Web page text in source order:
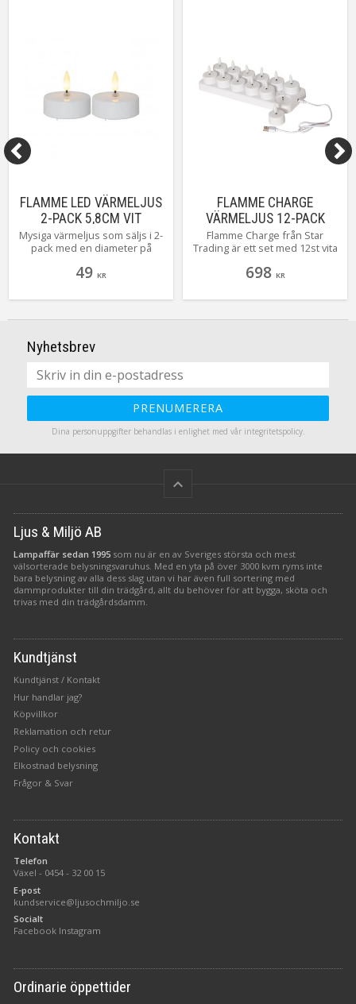
FLAMME LED VÄRMELJUS
2-PACK 5,8CM VIT
Mysiga värmeljus som säljs i 2-
pack med en diameter på
varmvitt sken i som matchar
serien och har inbyggd timer.
49 KR
FLAMME CHARGE
VÄRMELJUS 12-PACK
28,5CM
Flamme Charge från Star
Trading är ett set med 12st vita
uppladdningsbara. Den
har även en medföljande 80cm
som enkelt går att kopplas in i
batterierna har
överladdningsskydd så Låt EJ
ljusen ladda längre än 5 timmar
max!
698 KR
Nyhetsbrev
PRENUMERERA
Dina personuppgifter behandlas i enlighet med vår integritetspolicy.
keyboard_arrow_up
Ljus & Miljö AB
Lampaffär sedan 1995 som nu är en av Sveriges största och mest
välsorterade belysningsvaruhus. Med en yta på över 3000 kvm ryms inte
bara belysning av alla dess slag utan vi har även full sortering med
dammprodukter till din trädgård, allt du behöver för att bygga, sköta och
trivas med din trädgårdsdamm.
Kundtjänst
Kundtjänst / Kontakt
Hur handlar jag?
Köpvillkor
Reklamation och retur
Policy och cookies
Elkostnad belysning
Frågor & Svar
Kontakt
Telefon
Växel - 0454 - 32 00 15
E-post
kundservice@ljusochmiljo.se
Socialt
Facebook Instagram
Ordinarie öppettider